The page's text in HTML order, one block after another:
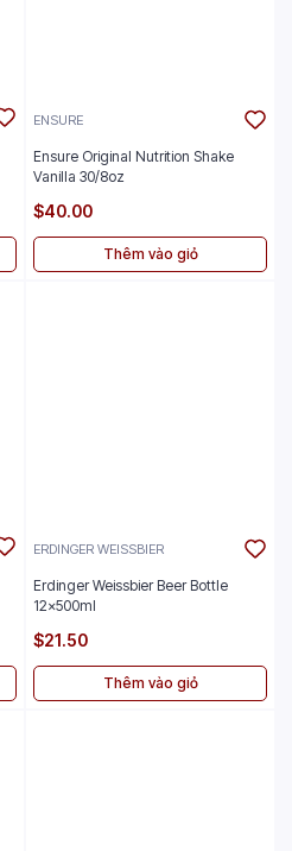
ENSURE
Ensure Original Nutrition Shake
Vanilla 30/8oz
$40.00
Thêm vào giỏ
ERDINGER WEISSBIER
Erdinger Weissbier Beer Bottle
12x500ml
$21.50
Thêm vào giỏ